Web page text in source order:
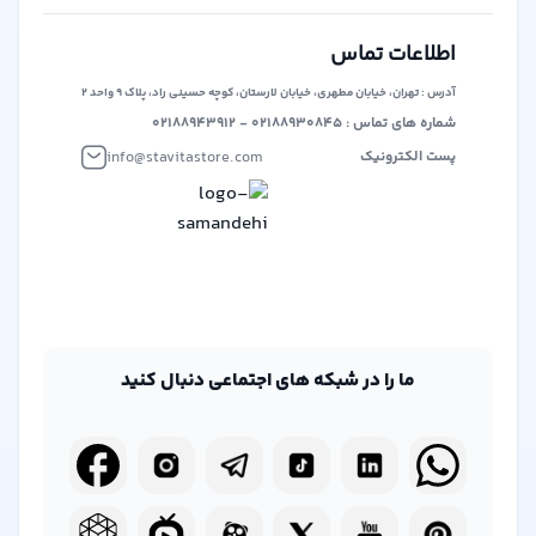
حوزه فروش دیجیتال و فیزیکی، تلاش می‌کند تا بستری برابر و
آزاد برای همه فروشندگان و خریداران ایجاد کند. این پلتفرم بر
این باور است که هر کس باید فرصت برابر برای ارائه محصولات
خود داشته باشد، بدون محدودیت‌های انحصاری.
اطلاعات تماس
آدرس : تهران، خیابان مطهری، خیابان لارستان، کوچه حسینی راد، پلاک ۹ واحد ۲
شماره های تماس : ۰۲۱۸۸۹۳۰۸۴۵ - ۰۲۱۸۸۹۴۳۹۱۲
پست الکترونیک
info@stavitastore.com
ما را در شبکه های اجتماعی دنبال کنید